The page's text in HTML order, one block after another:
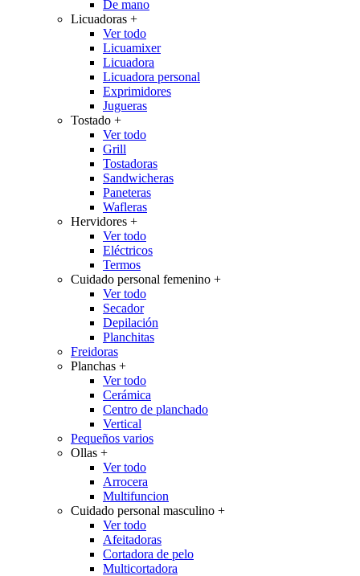
De mano
Licuadoras +
Ver todo
Licuamixer
Licuadora
Licuadora personal
Exprimidores
Jugueras
Tostado +
Ver todo
Grill
Tostadoras
Sandwicheras
Paneteras
Wafleras
Hervidores +
Ver todo
Eléctricos
Termos
Cuidado personal femenino +
Ver todo
Secador
Depilación
Planchitas
Freidoras
Planchas +
Ver todo
Cerámica
Centro de planchado
Vertical
Pequeños varios
Ollas +
Ver todo
Arrocera
Multifuncion
Cuidado personal masculino +
Ver todo
Afeitadoras
Cortadora de pelo
Multicortadora